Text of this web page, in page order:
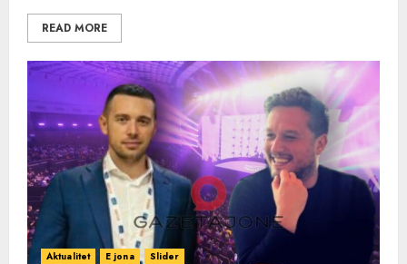
READ MORE
Aktualitet E jona Slider